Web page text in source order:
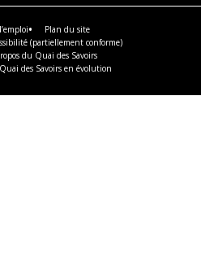
Plan du site
(partiellement conforme)
du Quai des Savoirs
des Savoirs en évolution